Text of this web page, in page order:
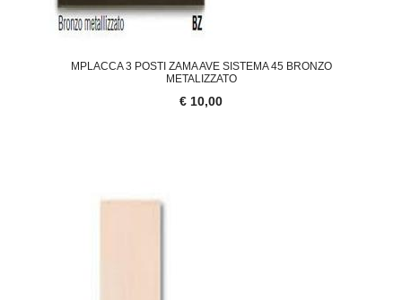
MPLACCA 3 POSTI ZAMA AVE SISTEMA 45 BRONZO
METALIZZATO
€ 10,00